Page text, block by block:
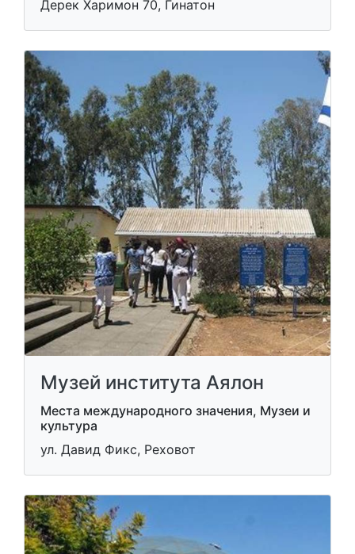
Дерек Харимон 70, Гинатон
Музей института Аялон
Места международного значения, Музеи и
культура
ул. Давид Фикс, Реховот